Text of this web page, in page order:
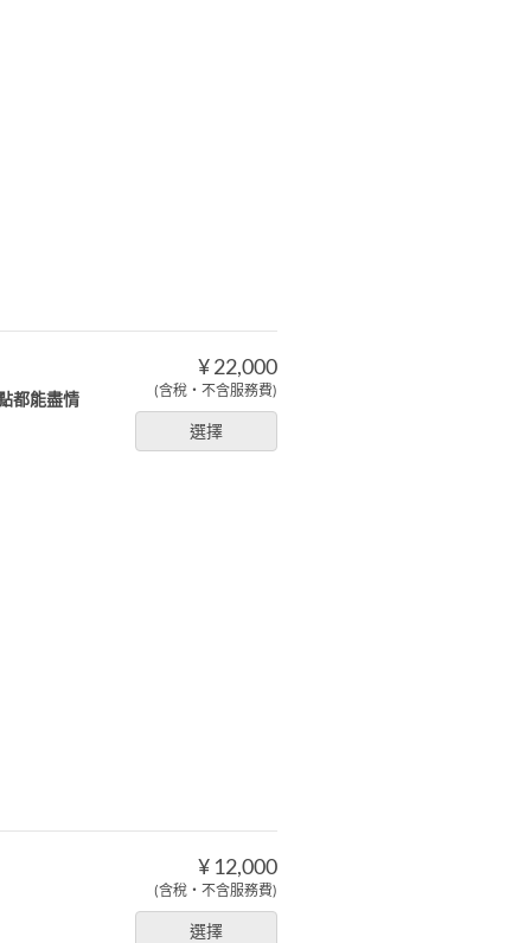
¥ 22,000
(含稅・不含服務費)
選擇
都能盡情
¥ 12,000
(含稅・不含服務費)
選擇